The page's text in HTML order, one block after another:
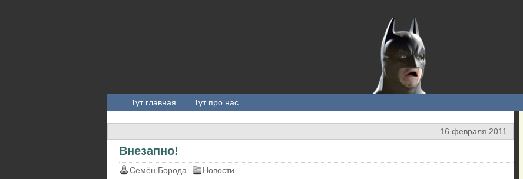
Тут главная Тут про нас
16 февраля 2011
Внезапно!
Семён Борода Новости